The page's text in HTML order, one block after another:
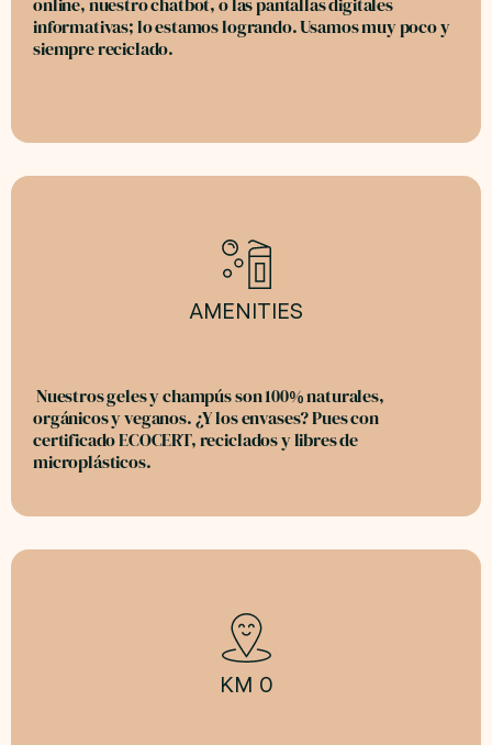
informativas; lo estamos logrando. Usamos muy poco y
siempre reciclado.
AMENITIES
Nuestros geles y champús son 100% naturales,
orgánicos y veganos. ¿Y los envases? Pues con
certificado ECOCERT, reciclados y libres de
microplásticos.
KM 0